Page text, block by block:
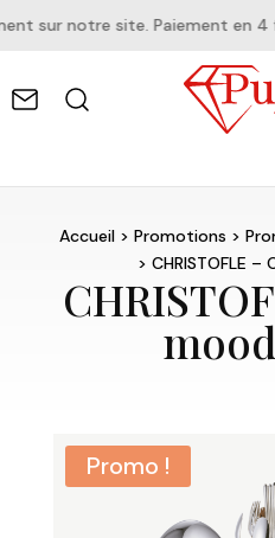
sur notre site. Paiement en 4
Accueil >Promotions >
> CHRISTOFLE
Promo !